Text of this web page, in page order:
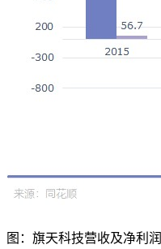
图：旗天科技营收及净利润